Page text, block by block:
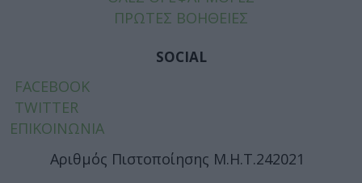
ΠΡΩΤΕΣ ΒΟΗΘΕΙΕΣ
SOCIAL
FACEBOOK
TWITTER
ΕΠΙΚΟΙΝΩΝΙΑ
Αριθμός Πιστοποίησης Μ.Η.Τ.242021